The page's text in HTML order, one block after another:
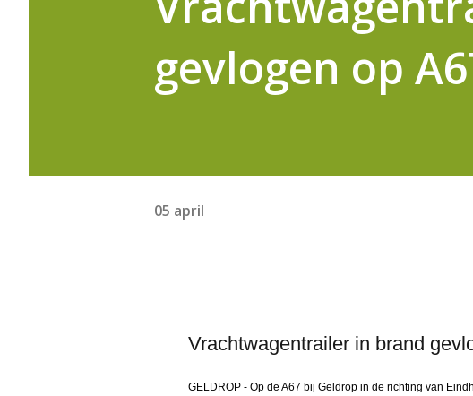
gevlogen op
05 april
Vrachtwagentrailer in brand
GELDROP - Op de A67 bij Geldrop in de richting van